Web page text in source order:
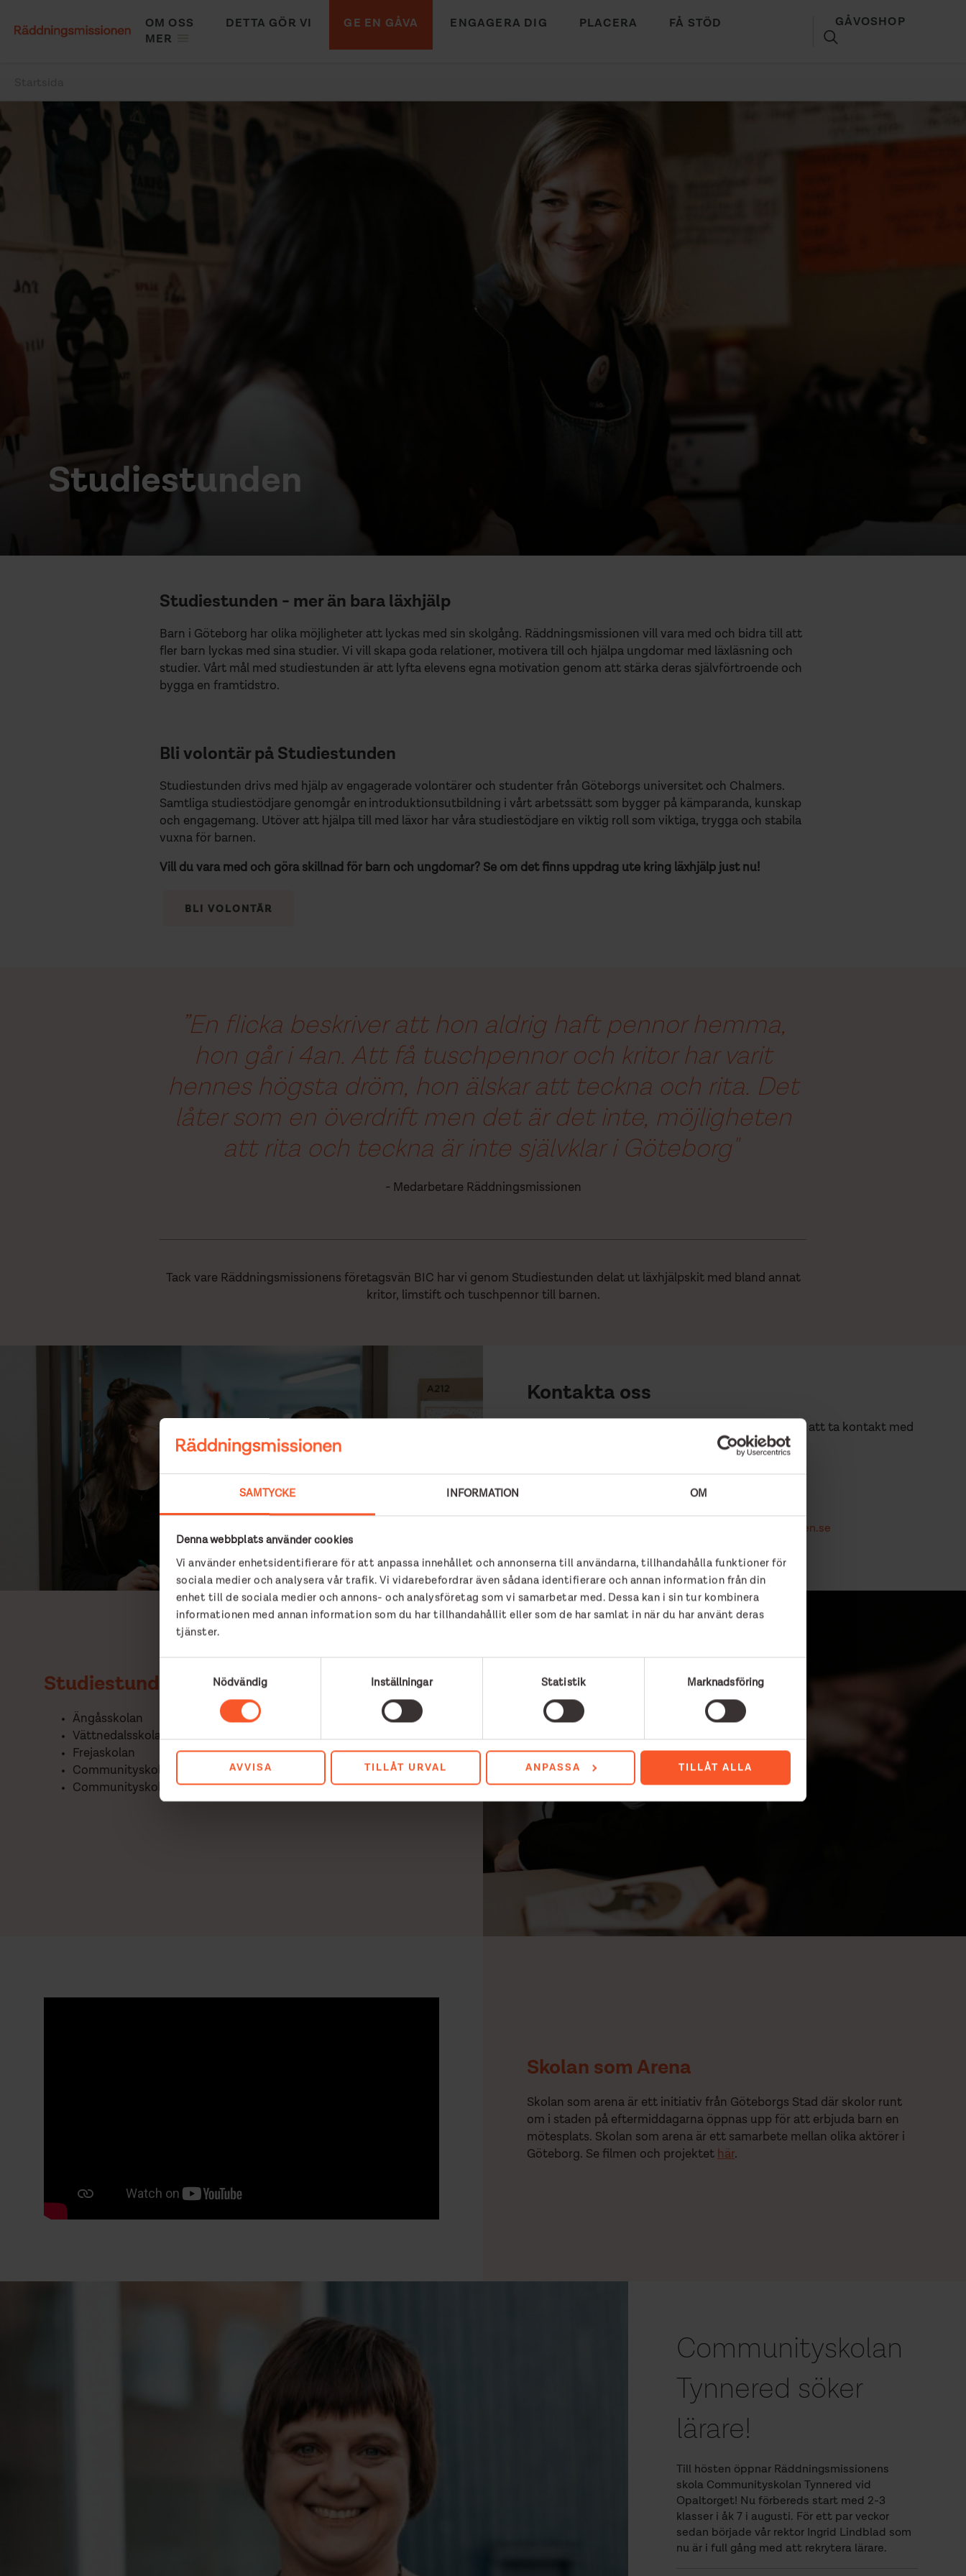
SAMTYCKE INFORMATION OM
Denna webbplats använder cookies
Vi använder enhetsidentifierare för att anpassa innehållet och annonserna till användarna, tillhandahålla funktioner för
sociala medier och analysera vår trafik. Vi vidarebefordrar även sådana identifierare och annan information från din
enhet till de sociala medier och annons- och analysföretag som vi samarbetar med. Dessa kan i sin tur kombinera
informationen med annan information som du har tillhandahållit eller som de har samlat in när du har använt deras
tjänster.
Nödvändig
Inställningar Statistik Marknadsföring
AVVISA TILLÅT URVAL ANPASSA TILLÅT ALLA
huvudinnehåll
MAIN
OM OSS DETTA GÖR VI GE EN GÅVA ENGAGERA DIG PLACERA
FÅ STÖD
MER
GÅVOSHOP
Länkstig
Studiestunden
Studiestunden - mer än bara läxhjälp
Barn i Göteborg har olika möjligheter att lyckas med sin skolgång. Räddningsmissionen vill vara med och bidra till att
fler barn lyckas med sina studier. Vi vill skapa goda relationer, motivera till och hjälpa ungdomar med läxläsning och
studier. Vårt mål med studiestunden är att lyfta elevens egna motivation genom att stärka deras självförtroende och
bygga en framtidstro.
Bli volontär på Studiestunden
Studiestunden drivs med hjälp av engagerade volontärer och studenter från Göteborgs universitet och Chalmers.
Samtliga studiestödjare genomgår en introduktionsutbildning i vårt arbetssätt som bygger på kämparanda, kunskap
och engagemang. Utöver att hjälpa till med läxor har våra studiestödjare en viktig roll som viktiga, trygga och stabila
vuxna för barnen.
Vill du vara med och göra skillnad för barn och ungdomar? Se om det finns uppdrag ute kring läxhjälp just nu!
BLI VOLONTÄR
”En flicka beskriver att hon aldrig haft pennor hemma,
hon går i 4an. Att få tuschpennor och kritor har varit
hennes högsta dröm, hon älskar att teckna och rita. Det
låter som en överdrift men det är det inte, möjligheten
att rita och teckna är inte självklar i Göteborg"
- Medarbetare Räddningsmissionen
Tack vare Räddningsmissionens företagsvän BIC har vi genom Studiestunden delat ut läxhjälpskit med bland annat
kritor, limstift och tuschpennor till barnen.
Kontakta oss
Har du frågor kring vår läxhjälp? Varmt välkommen att ta kontakt med
Moa Gustavsson
moa.gustavsson@raddningsmissionen.se
Studiestunden finns på följande skolor:
Ängåsskolan
Vättnedalsskolan
Frejaskolan
Communityskolan Tynnered
Communityskolan Gårdsten
Skolan som Arena
Skolan som arena är ett initiativ från Göteborgs Stad där skolor runt
om i staden på eftermiddagarna öppnas upp för att erbjuda barn en
mötesplats. Skolan som arena är ett samarbete mellan olika aktörer i
Göteborg. Se filmen och projektet här.
Communityskolan
Tynnered söker
lärare!
Till hösten öppnar Räddningsmissionens
skola Communityskolan Tynnered vid
Opaltorget! Nu förbereds start med 2-3
klasser i åk 7 i augusti. För ett par veckor
sedan började vår rektor Ingrid Lindblad som
nu är i full gång med att rekrytera lärare.